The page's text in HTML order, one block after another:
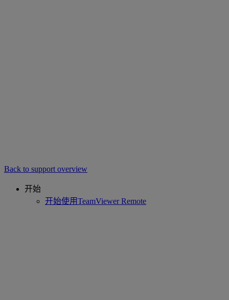
Back to support overview
开始
开始使用TeamViewer Remote